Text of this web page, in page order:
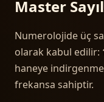
Master
Numerolojide üç
olarak kabul edilir:
haneye
frekansa sahiptir.